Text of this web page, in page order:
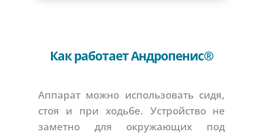
Как работает Андропенис®
Аппарат можно использовать сидя,
стоя и при ходьбе. Устройство не
заметно для окружающих под